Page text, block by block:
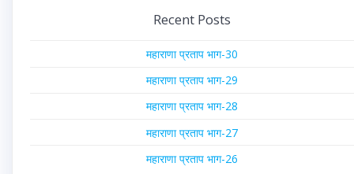
Recent Posts
महाराणा प्रताप भाग-30
महाराणा प्रताप भाग-29
महाराणा प्रताप भाग-28
महाराणा प्रताप भाग-27
महाराणा प्रताप भाग-26